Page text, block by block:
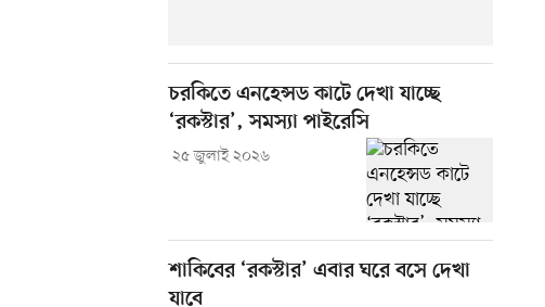
চরকিতে এনহেন্সড কাটে দেখা যাচ্ছে
‘রকস্টার’, সমস্যা পাইরেসি
২৫ জুলাই ২০২৬
শাকিবের ‘রকস্টার’ এবার ঘরে বসে দেখা
যাবে